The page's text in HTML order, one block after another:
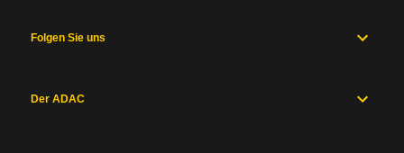
Folgen Sie uns
Der ADAC